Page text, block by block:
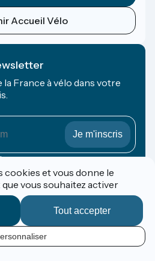
Accueil Vélo
la France à vélo dans votre
Destination France
cookies et vous donne le
vous souhaitez activer
Tout accepter